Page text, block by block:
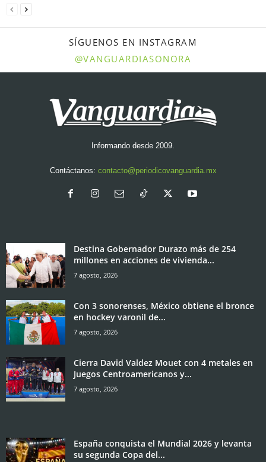
SÍGUENOS EN INSTAGRAM
@VANGUARDIASONORA
Informando desde 2009.
Contáctanos: contacto@periodicovanguardia.mx
Destina Gobernador Durazo más de 254
millones en acciones de vivienda...
7 agosto, 2026
Con 3 sonorenses, México obtiene el bronce
en hockey varonil de...
7 agosto, 2026
Cierra David Valdez Mouet con 4 metales en
Juegos Centroamericanos y...
7 agosto, 2026
España conquista el Mundial 2026 y levanta
su segunda Copa del...